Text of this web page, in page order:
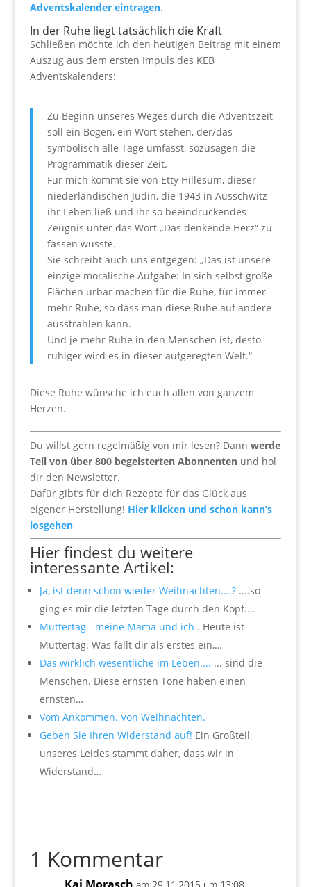
Adventskalender eintragen.
In der Ruhe liegt tatsächlich die Kraft
Schließen möchte ich den heutigen Beitrag mit einem
Auszug aus dem ersten Impuls des KEB
Adventskalenders:
Zu Beginn unseres Weges durch die Adventszeit
soll ein Bogen, ein Wort stehen, der/das
symbolisch alle Tage umfasst, sozusagen die
Programmatik dieser Zeit.
Für mich kommt sie von Etty Hillesum, dieser
niederländischen Jüdin, die 1943 in Ausschwitz
ihr Leben ließ und ihr so beeindruckendes
Zeugnis unter das Wort „Das denkende Herz“ zu
fassen wusste.
Sie schreibt auch uns entgegen: „Das ist unsere
einzige moralische Aufgabe: In sich selbst große
Flächen urbar machen für die Ruhe, für immer
mehr Ruhe, so dass man diese Ruhe auf andere
ausstrahlen kann.
Und je mehr Ruhe in den Menschen ist, desto
ruhiger wird es in dieser aufgeregten Welt.“
Diese Ruhe wünsche ich euch allen von ganzem
Herzen.
Du willst gern regelmäßig von mir lesen? Dann werde
Teil von über 800 begeisterten Abonnentenund hol
dir den Newsletter.
Dafür gibt’s für dich Rezepte für das Glück aus
eigener Herstellung! Hier klicken und schon kann’s
losgehen
Hier findest du weitere
interessante Artikel:
Ja, ist denn schon wieder Weihnachten....?....so
ging es mir die letzten Tage durch den Kopf.…
Muttertag - meine Mama und ich . Heute ist
Muttertag. Was fällt dir als erstes ein,…
Das wirklich wesentliche im Leben.... ... sind die
Menschen. Diese ernsten Töne haben einen
ernsten…
Vom Ankommen. Von Weihnachten.
Geben Sie Ihren Widerstand auf! Ein Großteil
unseres Leides stammt daher, dass wir in
Widerstand…
1 Kommentar